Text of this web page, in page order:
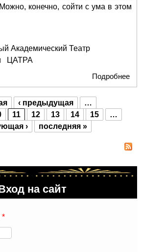
конечно, сойти с ума в этом
Академический Театр
ЦАТРА
Подробнее
‹ предыдущая
…
11 12 13 14 15
…
›
последняя »
на сайт
*